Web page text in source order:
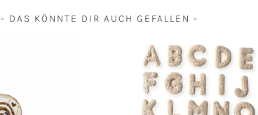
- DAS KÖNNTE DIR AUCH GEFALLEN -